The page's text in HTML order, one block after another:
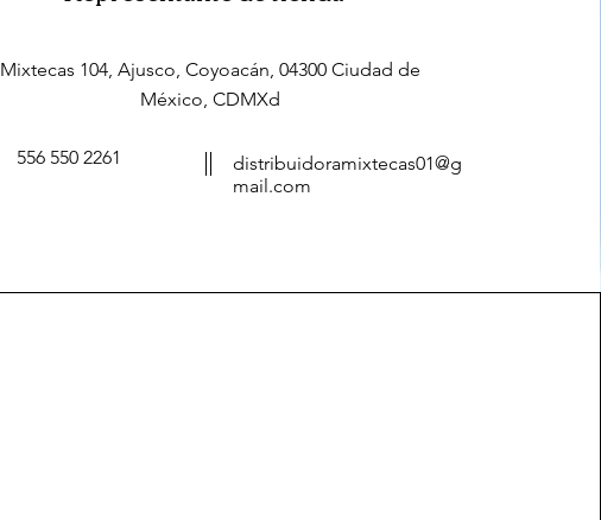
Mixtecas 104, Ajusco, Coyoacán, 04300 Ciudad de
México, CDMXd
556 550 2261
distribuidoramixtecas01@g
mail.com